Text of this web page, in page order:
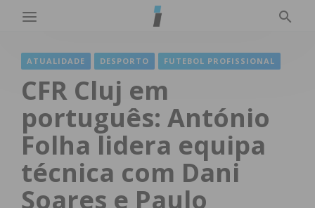
ATUALIDADE DESPORTO FUTEBOL PROFISSIONAL
CFR Cluj em
português: António
Folha lidera equipa
técnica com Dani
Soares e Paulo